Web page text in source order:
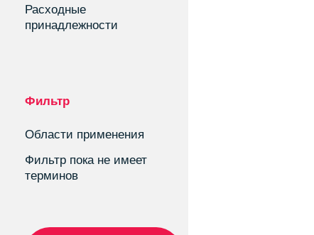
Расходные
принадлежности
Фильтр
Области применения
Фильтр пока не имеет
терминов